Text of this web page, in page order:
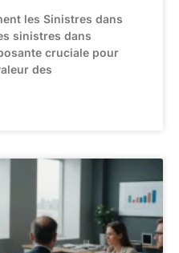
les Sinistres dans
sinistres dans
cruciale pour
des